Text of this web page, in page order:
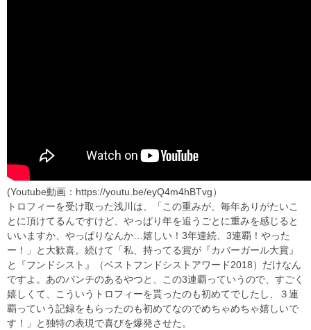
(Youtube動画：https://youtu.be/eyQ4m4hBTvg）
トロフィーを受け取った浅川は、「この重みが、毎年ありがたいこ
とに頂けてるんですけど、やっぱり年を追うごとに重みを感じると
いいますか、やっぱりなんか…嬉しい！3年連続、3連覇！やった
ー！」と大歓喜。続けて「私、持ってる賞が『カバーガール大賞』
と『フンドシスト』（ベストフンドシストアワード2018）だけなん
ですよ。あのパンチのあるやつと、この3連覇っていうので、すごく
嬉しくて、こういうトロフィーを貰ったのも初めてでしたし、３連
覇っていう記録をもらったのも初めてなのでめちゃめちゃ嬉しいで
す！」と独特の表現で喜びを爆発させた。